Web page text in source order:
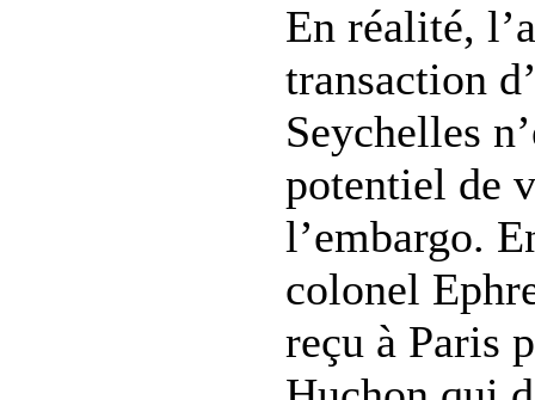
En réalité,
transaction
Seychelles
potentiel de
l’embargo.
colonel
reçu à Paris